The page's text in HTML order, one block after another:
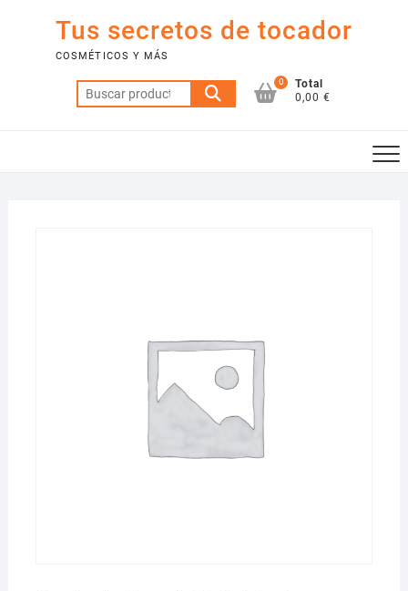
contenido
Tus secretos de tocador
COSMÉTICOS Y MÁS
Buscar
por:
0
Total
0,00 €